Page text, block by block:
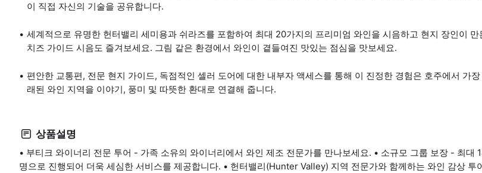
이 직접 자신의 기술을 공유합니다.
세계적으로 유명한 헌터밸리 세미용과 쉬라즈를 포함하여 최대 20가지의 프리미엄 와인을 시음하고 현지 장인이 만
치즈 가이드 시음도 즐겨보세요. 그림 같은 환경에서 와인이 곁들여진 맛있는 점심을 맛보세요.
편안한 교통편, 전문 현지 가이드, 독점적인 셀러 도어에 대한 내부자 액세스를 통해 이 진정한 경험은 호주에서 가장
래된 와인 지역을 이야기, 풍미 및 따뜻한 환대로 연결해 줍니다.
상품설명
• 부티크 와이너리 전문 투어 - 가족 소유의 와이너리에서 와인 제조 전문가를 만나보세요. • 소규모 그룹 보장 - 최대
명으로 진행되어 더욱 세심한 서비스를 제공합니다. • 헌터밸리(Hunter Valley) 지역 전문가와 함께하는 와인 감상 투